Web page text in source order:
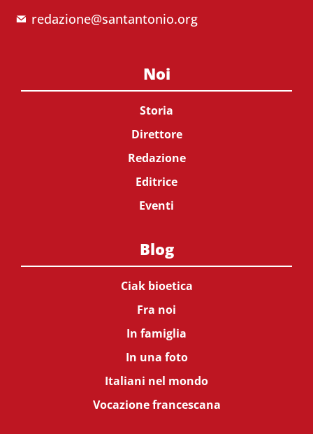
redazione@santantonio.org
Noi
Storia
Direttore
Redazione
Editrice
Eventi
Blog
Ciak bioetica
Fra noi
In famiglia
In una foto
Italiani nel mondo
Vocazione francescana